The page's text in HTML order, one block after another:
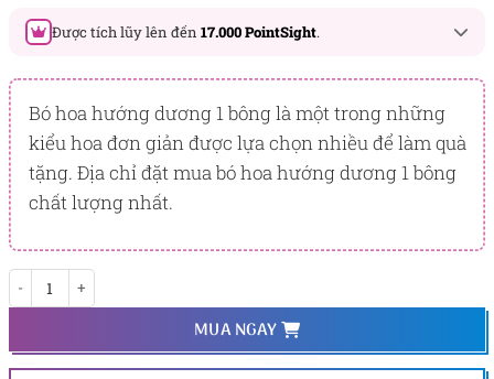
Được tích lũy lên đến 17.000 PointSight.
Đây là số PointSight ước tính bạn sẽ được tích lũy khi mua
sản phẩm hôm nay, tương ứng với quyền lợi hạng
BẠCH KIM
PointSight có giá trị dùng để trừ trực tiếp vào đơn hàng hoặc
đổi quà tặng ưu đãi tại Flowersight.
chính xác nhất dành cho bạn.
Bó hoa hướng dương 1 bông là một trong những
kiểu hoa đơn giản được lựa chọn nhiều để làm quà
tặng. Địa chỉ đặt mua bó hoa hướng dương 1 bông
chất lượng nhất.
Rising Golden Sun số lượng
MUA NGAY